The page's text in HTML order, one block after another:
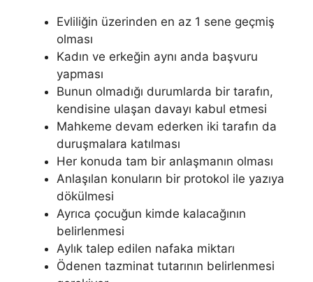
Evliliğin üzerinden en az 1 sene geçmiş
olması
Kadın ve erkeğin aynı anda başvuru
yapması
Bunun olmadığı durumlarda bir tarafın,
kendisine ulaşan davayı kabul etmesi
Mahkeme devam ederken iki tarafın da
duruşmalara katılması
Her konuda tam bir anlaşmanın olması
Anlaşılan konuların bir protokol ile yazıya
dökülmesi
Ayrıca çocuğun kimde kalacağının
belirlenmesi
Aylık talep edilen nafaka miktarı
Ödenen tazminat tutarının belirlenmesi